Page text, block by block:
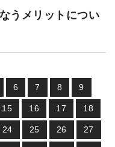
うメリットについ
6 7 8 9
15 16 17 18
24 25 26 27